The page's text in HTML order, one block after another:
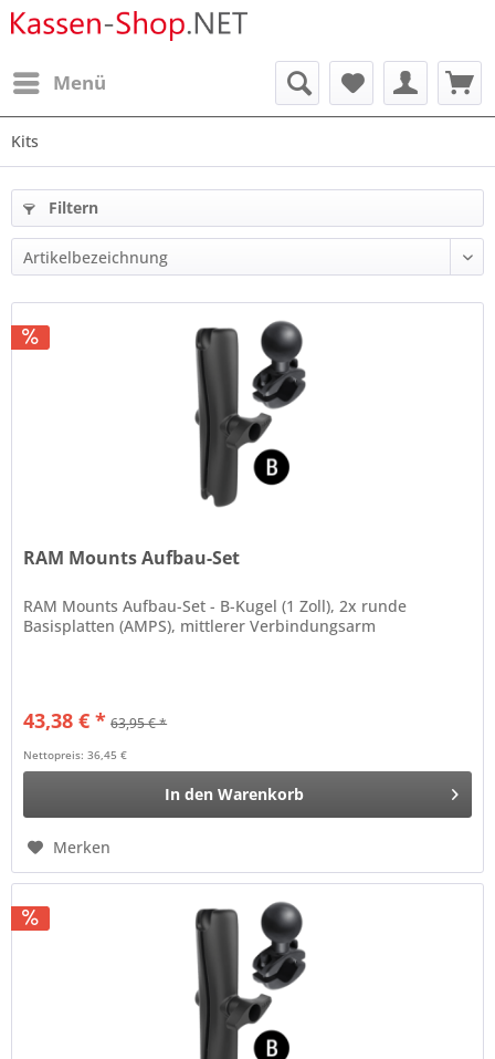
Menü
Kits
Filtern
RAM Mounts Aufbau-Set
RAM Mounts Aufbau-Set - B-Kugel (1 Zoll), 2x runde
Basisplatten (AMPS), mittlerer Verbindungsarm
43,38 € * 63,95 € *
Nettopreis: 36,45 €
In den Warenkorb
Merken